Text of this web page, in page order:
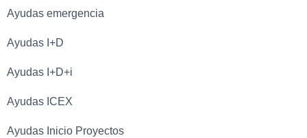
Ayudas emergencia
Ayudas I+D
Ayudas I+D+i
Ayudas ICEX
Ayudas Inicio Proyectos